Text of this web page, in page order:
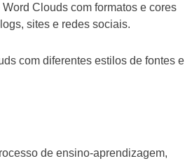
Clouds com formatos e cores
sites e redes sociais.
com diferentes estilos de fontes e
de ensino-aprendizagem,